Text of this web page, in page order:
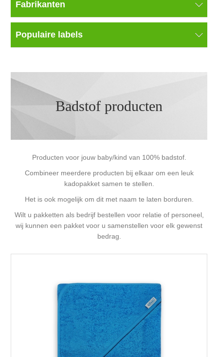
Fabrikanten
Populaire labels
Badstof producten
Producten voor jouw baby/kind van 100% badstof.
Combineer meerdere producten bij elkaar om een leuk
kadopakket samen te stellen.
Het is ook mogelijk om dit met naam te laten borduren.
Wilt u pakketten als bedrijf bestellen voor relatie of personeel,
wij kunnen een pakket voor u samenstellen voor elk gewenst
bedrag.